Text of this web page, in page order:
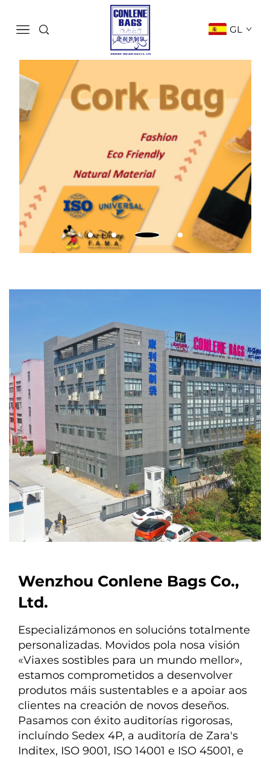
GL
VER MÁIS
Non Deixa Rastro, Pero Si Calidade
- escollenos O futuro do ecolóxico -
Contacta connosco
Wenzhou Conlene Bags Co.,
Ltd.
Especializámonos en solucións totalmente
personalizadas. Movidos pola nosa visión
«Viaxes sostibles para un mundo mellor»,
estamos comprometidos a desenvolver
produtos máis sustentables e a apoiar aos
clientes na creación de novos deseños.
Pasamos con éxito auditorías rigorosas,
incluíndo Sedex 4P, a auditoría de Zara's
Inditex, ISO 9001, ISO 14001 e ISO 45001, e